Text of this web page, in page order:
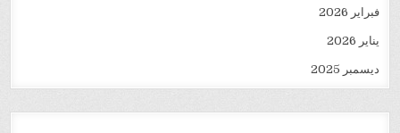
فبراير 2026
يناير 2026
ديسمبر 2025